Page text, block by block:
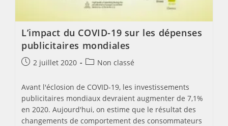
L’impact du COVID-19 sur les dépenses
publicitaires mondiales
Post2 juillet 2020
PostNon classé
Avant l'éclosion de COVID-19, les investissements
publicitaires mondiaux devraient augmenter de 7,1%
en 2020. Aujourd'hui, on estime que le résultat des
changements de comportement des consommateurs